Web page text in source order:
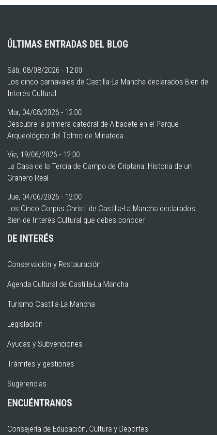
ÚLTIMAS ENTRADAS DEL BLOG
Sáb, 08/08/2026 - 12:00
Los cinco carnavales de Castilla-La Mancha declarados Bien de
Interés Cultural
Mar, 04/08/2026 - 12:00
Descubre la primera catedral de Albacete en el Parque
Arqueológico del Tolmo de Minateda
Vie, 19/06/2026 - 12:00
La Casa de la Tercia de Campo de Criptana: Historia de un
Granero Real
Jue, 04/06/2026 - 12:00
Los Cinco Corpus Christi de Castilla-La Mancha declarados
Bien de Interés Cultural que debes conocer
DE INTERÉS
Conservación y Restauración
Agenda Cultural de Castilla-La Mancha
Turismo Castilla-La Mancha
Legislación
Ayudas y Subvenciones
Trámites y gestiones
Sugerencias
ENCUÉNTRANOS
Consejería de Educación, Cultura y Deportes